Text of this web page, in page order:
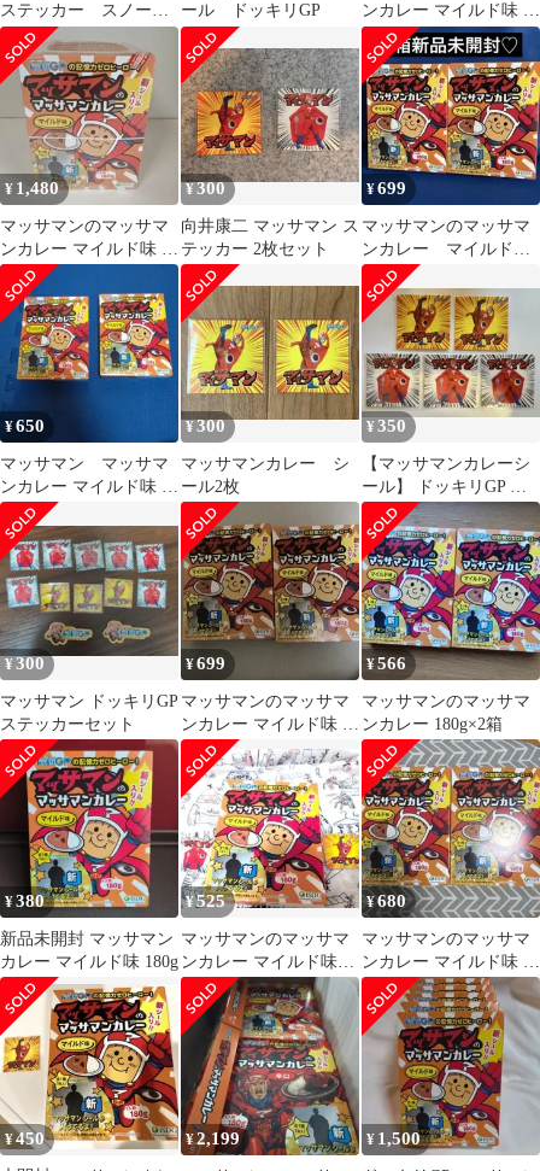
ステッカー スノーマ
ン向井
ール ドッキリGP
ンカレー マイルド味 30
個セット
¥ 1,480
マッサマンのマッサマ
ンカレー マイルド味 5
個セット
¥300
向井康二 マッサマン ス
テッカー 2枚セット
¥699
マッサマンのマッサマ
ンカレー マイルド
味 新シール入り 2箱
セット
¥650
マッサマン マッサマ
ンカレー マイルド味 2
個セット
¥300
マッサマンカレー シ
ール2枚
¥350
【マッサマンカレーシ
ール】 ドッキリGP マ
ッサマン シール 5枚 向
井康二☆
¥300
マッサマン ドッキリGP
ステッカーセット
¥699
マッサマンのマッサマ
ンカレー マイルド味 2
個セット
¥566
マッサマンのマッサマ
ンカレー 180g×2箱
¥380
新品未開封 マッサマン
カレー マイルド味 180g
¥525
マッサマンのマッサマ
ンカレー マイルド味
180g×1個 新シール10枚
＋旧10枚
¥680
マッサマンのマッサマ
ンカレー マイルド味 2
個セット
¥450 ¥2,199 ¥ 1,500